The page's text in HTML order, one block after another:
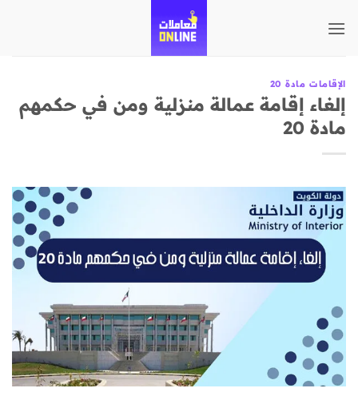
للمحتوى
الإقامات مادة 20
إلغاء إقامة عمالة منزلية ومن في حكمهم
مادة 20